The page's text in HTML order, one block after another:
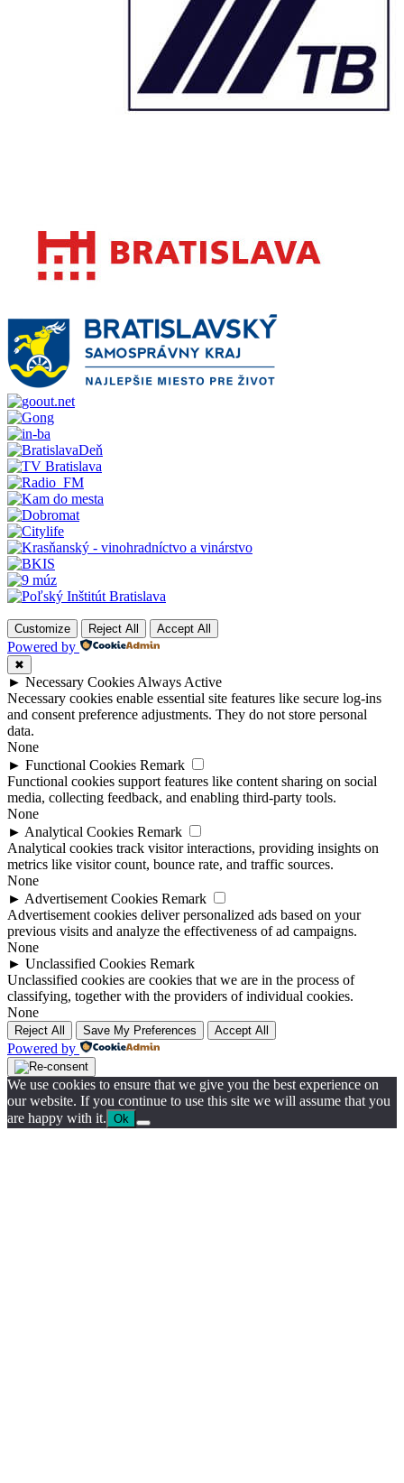
Customize Reject All Accept All
Powered by
✖
► Necessary Cookies Always Active
Necessary cookies enable essential site features like secure log-ins
and consent preference adjustments. They do not store personal
data.
None
► Functional Cookies Remark
Functional cookies support features like content sharing on social
media, collecting feedback, and enabling third-party tools.
None
► Analytical Cookies Remark
Analytical cookies track visitor interactions, providing insights on
metrics like visitor count, bounce rate, and traffic sources.
None
► Advertisement Cookies Remark
Advertisement cookies deliver personalized ads based on your
previous visits and analyze the effectiveness of ad campaigns.
None
► Unclassified Cookies Remark
Unclassified cookies are cookies that we are in the process of
classifying, together with the providers of individual cookies.
None
Reject All Save My Preferences Accept All
Powered by
We use cookies to ensure that we give you the best experience on
our website. If you continue to use this site we will assume that you
are happy with it. Ok